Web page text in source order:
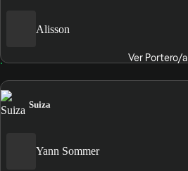
Alisson
Ver Portero/a
Suiza
Yann Sommer